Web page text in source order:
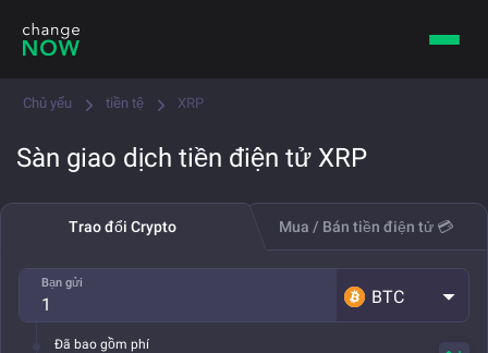
Chủ yếu tiền tệ XRP
Sàn giao dịch tiền điện tử XRP
Trao đổi Crypto Mua / Bán tiền điện tử 💳
Bạn gửi
BTC
Đã bao gồm phí